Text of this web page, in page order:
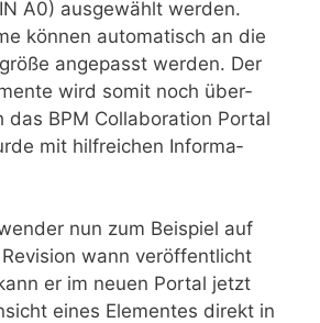
A0) ausgewählt werden.
können automatisch an die
angepasst werden. Der
wird somit noch über­
das BPM Colla­bo­ration Portal
mit hilf­reichen Infor­ma­
nun zum Beispiel auf
wann veröffentlicht
er im neuen Portal jetzt
eines Elementes direkt in